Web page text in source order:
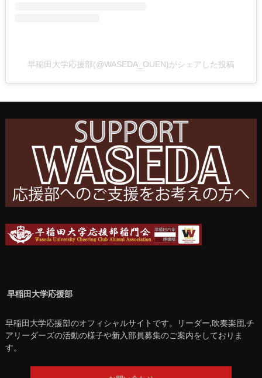
早稲田大学応援部(@WASEDA_OUEN)がシェアした投稿
早稲田大学応援部
早稲田大学応援部のオフィシャルサイトです。リーダー,吹奏楽団,チ
アリーダーズの活動の様子や新入部員募集のご案内をしておりま
す。